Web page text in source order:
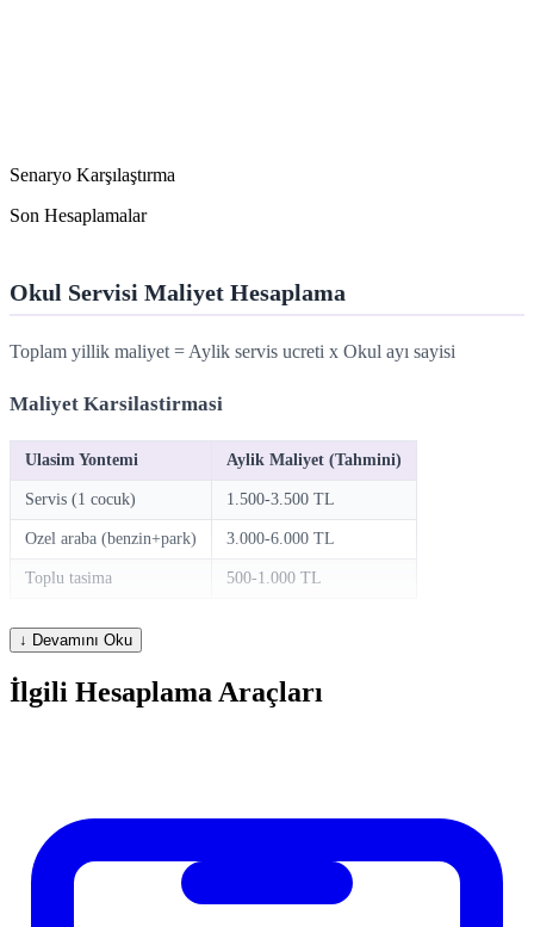
Senaryo Karşılaştırma
Son Hesaplamalar
Okul Servisi Maliyet Hesaplama
Toplam yillik maliyet = Aylik servis ucreti x Okul ayı sayisi
Maliyet Karsilastirmasi
Ulasim Yontemi Aylik Maliyet (Tahmini)
Servis (1 cocuk) 1.500-3.500 TL
Ozel araba (benzin+park) 3.000-6.000 TL
Toplu tasima 500-1.000 TL
Servis secimlerde guvenlik ve konfor da degerlendirilmeli
Hesaplama Nasil Kullanilir?
gosterilir. Farkli senaryolari karsilastirmak icin degerleri degistirerek
yeniden hesaplayabilirsiniz.
↓ Devamını Oku
İlgili Hesaplama Araçları